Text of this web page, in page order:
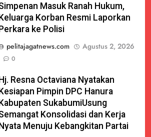
Masuk Ranah Hukum,
Korban Resmi Laporkan
ke Polisi
pelitajagatnews.com
Agustus 2, 2026
0
Resna Octaviana Nyatakan
Pimpin DPC Hanura
SukabumiUsung
Konsolidasi dan Kerja
Menuju Kebangkitan Partai